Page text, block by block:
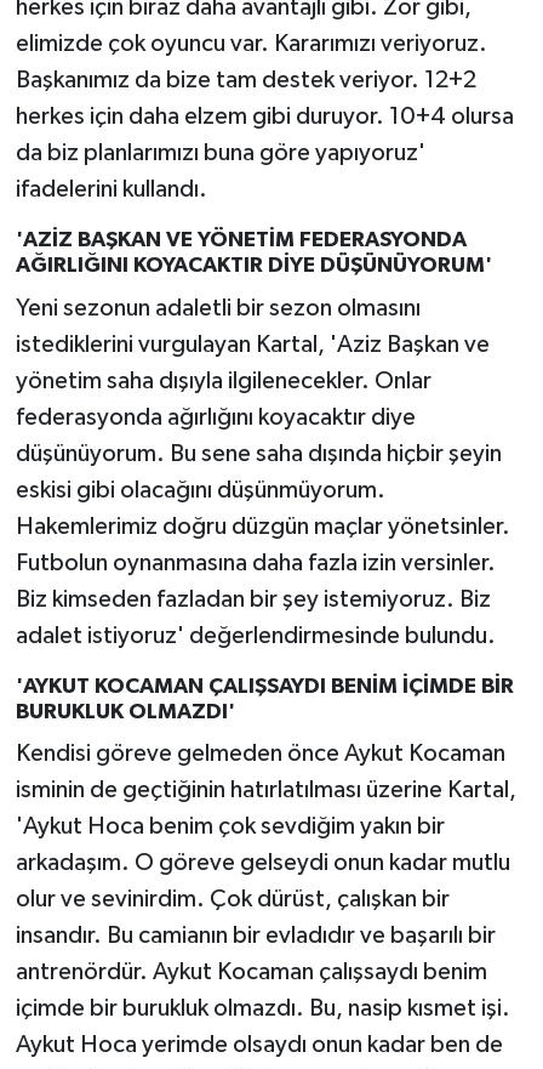
herkes için biraz daha avantajlı gibi. Zor gibi,
elimizde çok oyuncu var. Kararımızı veriyoruz.
Başkanımız da bize tam destek veriyor. 12+2
herkes için daha elzem gibi duruyor. 10+4 olursa
da biz planlarımızı buna göre yapıyoruz'
ifadelerini kullandı.
'AZİZ BAŞKAN VE YÖNETİM FEDERASYONDA
AĞIRLIĞINI KOYACAKTIR DİYE DÜŞÜNÜYORUM'
Yeni sezonun adaletli bir sezon olmasını
istediklerini vurgulayan Kartal, 'Aziz Başkan ve
yönetim saha dışıyla ilgilenecekler. Onlar
federasyonda ağırlığını koyacaktır diye
düşünüyorum. Bu sene saha dışında hiçbir şeyin
eskisi gibi olacağını düşünmüyorum.
Hakemlerimiz doğru düzgün maçlar yönetsinler.
Futbolun oynanmasına daha fazla izin versinler.
Biz kimseden fazladan bir şey istemiyoruz. Biz
adalet istiyoruz' değerlendirmesinde bulundu.
'AYKUT KOCAMAN ÇALIŞSAYDI BENİM İÇİMDE BİR
BURUKLUK OLMAZDI'
Kendisi göreve gelmeden önce Aykut Kocaman
isminin de geçtiğinin hatırlatılması üzerine Kartal,
'Aykut Hoca benim çok sevdiğim yakın bir
arkadaşım. O göreve gelseydi onun kadar mutlu
olur ve sevinirdim. Çok dürüst, çalışkan bir
insandır. Bu camianın bir evladıdır ve başarılı bir
antrenördür. Aykut Kocaman çalışsaydı benim
içimde bir burukluk olmazdı. Bu, nasip kısmet işi.
Aykut Hoca yerimde olsaydı onun kadar ben de